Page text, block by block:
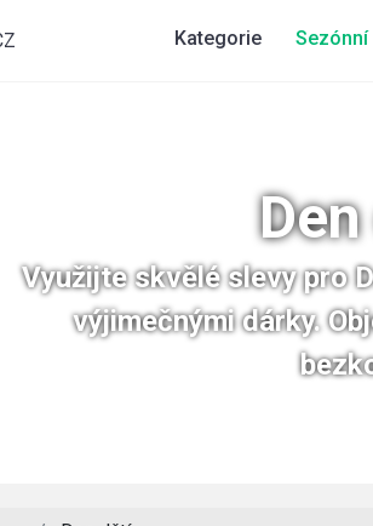
Využijte skvělé slevy pro
výjimečnými dárky.
Kategorie Sezónní